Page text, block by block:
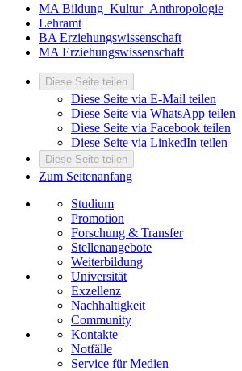
MA Bildung–Kultur–Anthropologie
Lehramt
BA Erziehungswissenschaft
MA Erziehungswissenschaft
Diese Seite teilen
Diese Seite via E-Mail teilen
Diese Seite via WhatsApp teilen
Diese Seite via Facebook teilen
Diese Seite via LinkedIn teilen
Diese Seite teilen
Zum Seitenanfang
Studium
Promotion
Forschung & Transfer
Stellenangebote
Weiterbildung
Universität
Exzellenz
Nachhaltigkeit
Community
Kontakte
Notfälle
Service für Medien